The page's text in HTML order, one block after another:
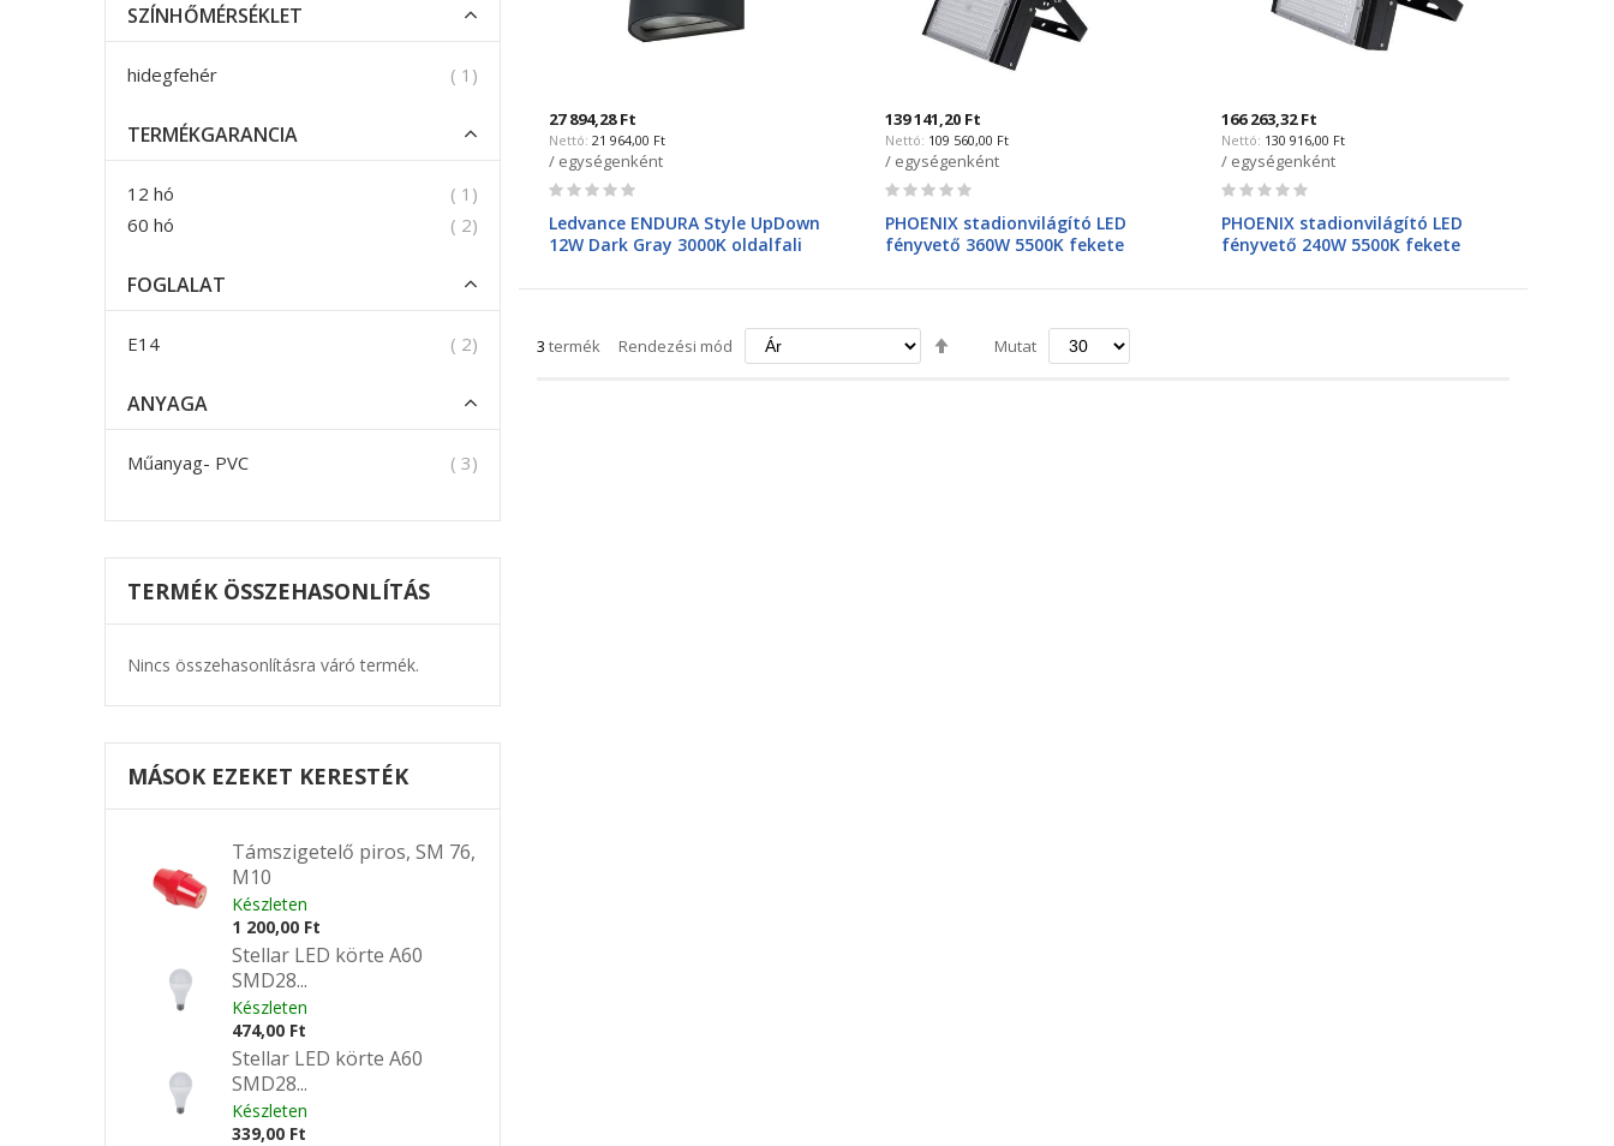
27 894,28 Ft
21 964,00 Ft
/ egységenként
Rating:
Ledvance ENDURA Style UpDown
12W Dark Gray 3000K oldalfali
139 141,20 Ft
109 560,00 Ft
/ egységenként
Rating:
PHOENIX stadionvilágító LED
fényvető 360W 5500K fekete
166 263,32 Ft
130 916,00 Ft
/ egységenként
Rating:
PHOENIX stadionvilágító LED
fényvető 240W 5500K fekete
3 termék Rendezési mód
Csökkenő
Mutat
SZÍNHŐMÉRSÉKLET
hidegfehér 1 termék
TERMÉKGARANCIA
12 hó 1 termék
60 hó
2termék
FOGLALAT
E14 2termék
ANYAGA
Műanyag- PVC 3termék
TERMÉK ÖSSZEHASONLÍTÁS
Nincs összehasonlításra váró termék.
MÁSOK EZEKET KERESTÉK
Támszigetelő piros, SM 76,
M10
Készleten
1 200,00 Ft
Stellar LED körte A60
SMD28...
Készleten
474,00 Ft
Stellar LED körte A60
SMD28...
Készleten
339,00 Ft